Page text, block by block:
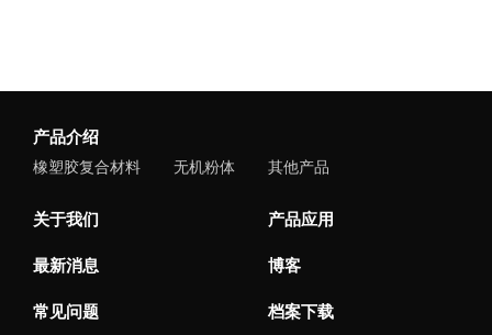
产品介绍
橡塑胶复合材料 无机粉体 其他产品
关于我们 产品应用
最新消息 博客
常见问题 档案下载